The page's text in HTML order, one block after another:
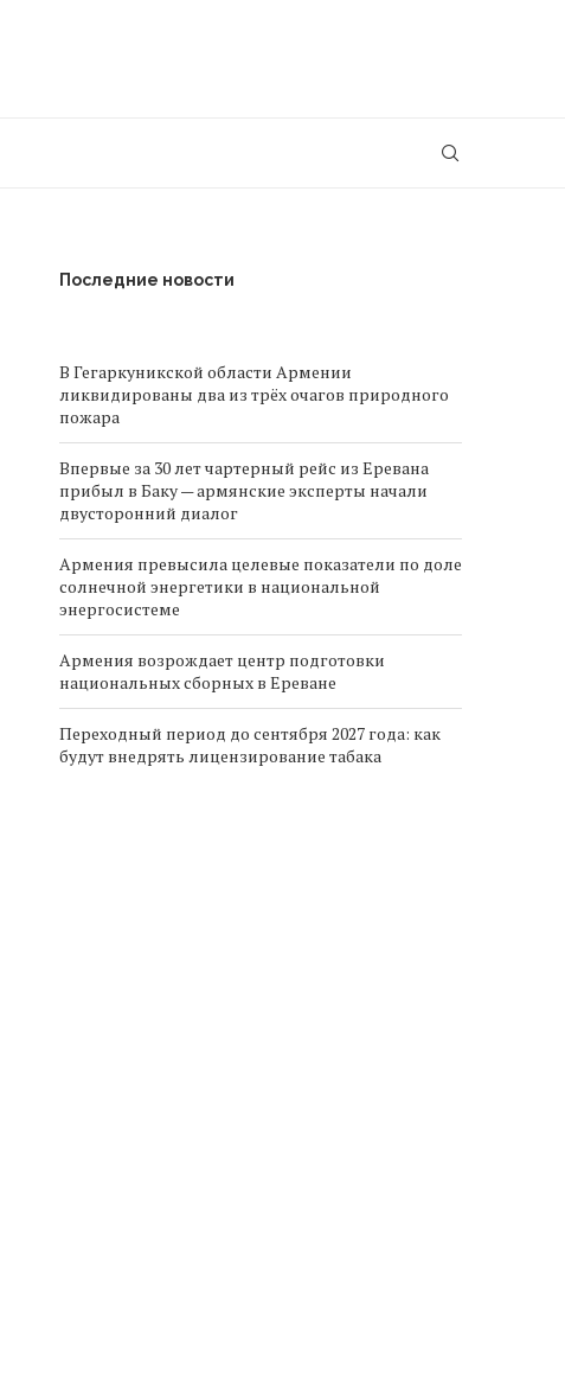
Последние новости
В Гегаркуникской области Армении
ликвидированы два из трёх очагов природного
пожара
Впервые за 30 лет чартерный рейс из Еревана
прибыл в Баку — армянские эксперты начали
двусторонний диалог
Армения превысила целевые показатели по доле
солнечной энергетики в национальной
энергосистеме
Армения возрождает центр подготовки
национальных сборных в Ереване
Переходный период до сентября 2027 года: как
будут внедрять лицензирование табака